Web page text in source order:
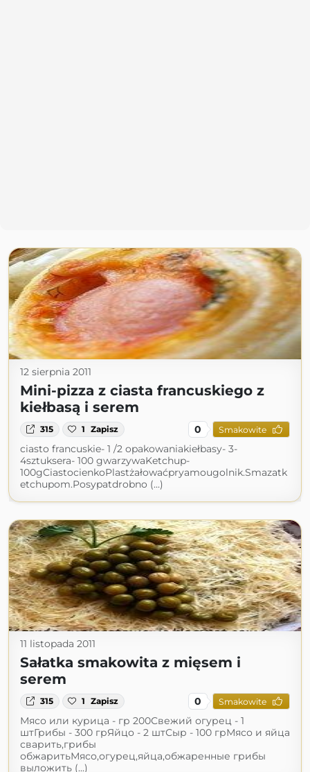
12 sierpnia 2011
Mini-pizza z ciasta francuskiego z
kiełbasą i serem
315 1 Zapisz 0 Smakowite
ciasto francuskie- 1 /2 opakowaniakiełbasy- 3-
4sztuksera- 100 gwarzywaKetchup-
100gCiastocienkoPlastżałowaćpryamougolnik.Smazatk
etchupom.Posypatdrobno (...)
11 listopada 2011
Sałatka smakowita z mięsem i
serem
315 1 Zapisz 0 Smakowite
Мясо или курица - гр 200Свежий огурец - 1
штГрибы - 300 грЯйцо - 2 штСыр - 100 грМясо и яйца
сварить,грибы
обжаритьМясо,огурец,яйца,обжаренные грибы
выложить (...)